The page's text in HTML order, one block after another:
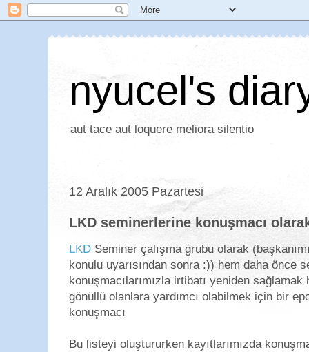
nyucel's
aut tace aut loquere meliora silentio
12 Aralık 2005 Pazartesi
LKD seminerlerine konuşmacı olarak
LKD Seminer çalışma grubu olarak
konulu uyarısından sonra :)) hem daha önce
konuşmacılarımızla irtibatı yeniden
gönüllü olanlara yardımcı olabilmek için bir
konuşmacı
Bu listeyi oluştururken kayıtlarımızda